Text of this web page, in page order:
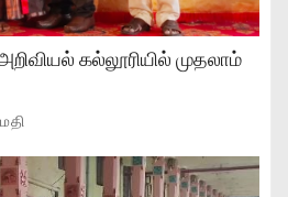
கல்லூரியில் முதலாம்